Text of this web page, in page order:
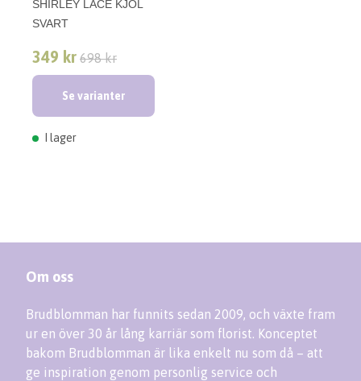
SHIRLEY LACE KJOL
SVART
349 kr 698 kr
Se varianter
I lager
Om oss
Brudblomman har funnits sedan 2009, och växte fram
ur en över 30 år lång karriär som florist. Konceptet
bakom Brudblomman är lika enkelt nu som då – att
ge inspiration genom personlig service och